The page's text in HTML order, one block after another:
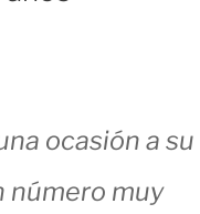
ocasión a su
número muy